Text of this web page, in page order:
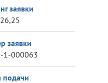
заявки
26,25
заявки
1-000063
подачи